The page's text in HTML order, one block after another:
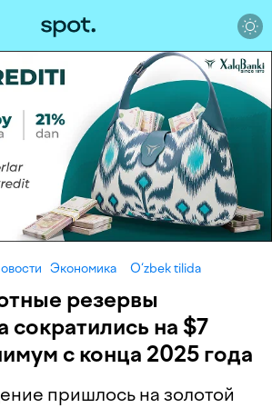
Экономика O‘zbek tilida
резервы
сократились на $7
с конца 2025 года
пришлось на золотой